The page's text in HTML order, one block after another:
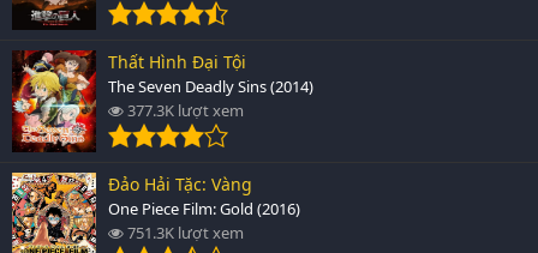
Thất Hình Đại Tội
The Seven Deadly Sins (2014)
377.3K lượt xem
Đảo Hải Tặc: Vàng
One Piece Film: Gold (2016)
751.3K lượt xem